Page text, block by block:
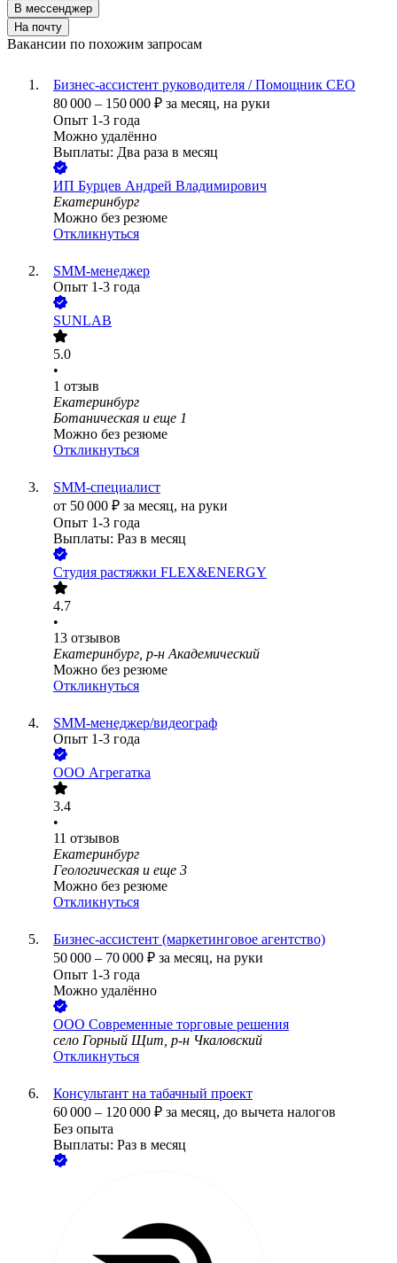
В мессенджер
На почту
Вакансии по похожим запросам
Бизнес-ассистент руководителя / Помощник СЕО
80 000 – 150 000 ₽ за месяц, на руки
Опыт 1-3 года
Можно удалённо
Выплаты: Два раза в месяц
ИП Бурцев Андрей Владимирович
Екатеринбург
Можно без резюме
Откликнуться
SMM-менеджер
Опыт 1-3 года
SUNLAB
5.0
•
1 отзыв
Екатеринбург
Ботаническая и еще 1
Можно без резюме
Откликнуться
SMM-специалист
от 50 000 ₽ за месяц, на руки
Опыт 1-3 года
Выплаты: Раз в месяц
Студия растяжки FLEX&ENERGY
4.7
•
13 отзывов
Екатеринбург, р-н Академический
Можно без резюме
Откликнуться
SMM-менеджер/видеограф
Опыт 1-3 года
ООО Агрегатка
3.4
•
11 отзывов
Екатеринбург
Геологическая и еще 3
Можно без резюме
Откликнуться
Бизнес-ассистент (маркетинговое агентство)
50 000 – 70 000 ₽ за месяц, на руки
Опыт 1-3 года
Можно удалённо
ООО Современные торговые решения
село Горный Щит, р-н Чкаловский
Откликнуться
Консультант на табачный проект
60 000 – 120 000 ₽ за месяц, до вычета налогов
Без опыта
Выплаты: Раз в месяц